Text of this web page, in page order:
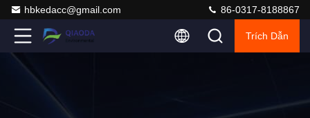
hbkedacc@gmail.com 86-0317-8188867
Trích Dẫn